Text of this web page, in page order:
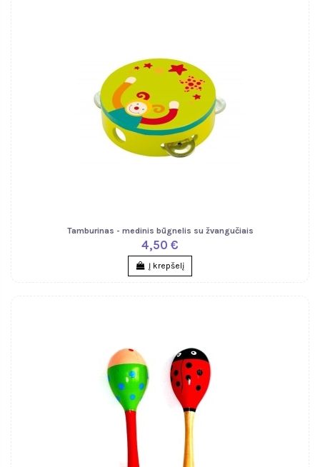
Tamburinas - medinis būgnelis su žvangučiais
4,50 €
Į krepšelį